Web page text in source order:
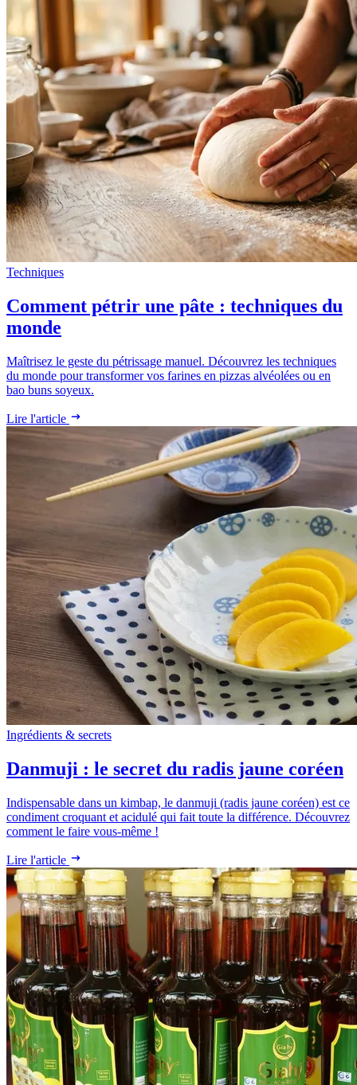
Techniques
Comment pétrir une pâte : techniques du
monde
Maîtrisez le geste du pétrissage manuel. Découvrez les techniques
du monde pour transformer vos farines en pizzas alvéolées ou en
bao buns soyeux.
Lire l'article
Ingrédients & secrets
Danmuji : le secret du radis jaune coréen
Indispensable dans un kimbap, le danmuji (radis jaune coréen) est ce
condiment croquant et acidulé qui fait toute la différence. Découvrez
comment le faire vous-même !
Lire l'article